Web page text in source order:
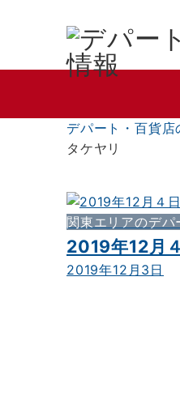
デパート・百貨店
タケヤリ
関東エリアのデ
2019年12月
2019年12月3日